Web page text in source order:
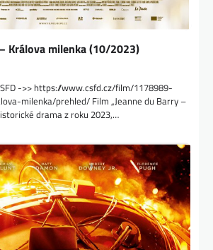
Králova milenka (10/2023)
->> https://www.csfd.cz/film/1178989-
milenka/prehled/ Film „Jeanne du Barry –
drama z roku 2023,…